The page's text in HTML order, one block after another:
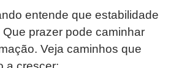
entende que estabilidade
prazer pode caminhar
Veja caminhos que